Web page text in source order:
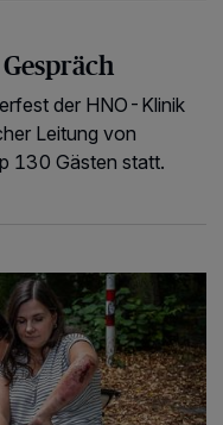
der HNO-Klinik
Leitung von
130 Gästen statt.